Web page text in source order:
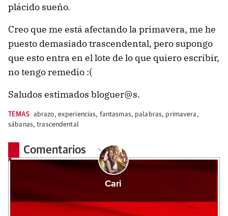
plácido sueño.
Creo que me está afectando la primavera, me he
puesto demasiado trascendental, pero supongo
que esto entra en el lote de lo que quiero escribir,
no tengo remedio :(
Saludos estimados bloguer@s.
TEMAS abrazo, experiencias, fantasmas, palabras, primavera ,
sábanas,trascendental
Comentarios
Cari